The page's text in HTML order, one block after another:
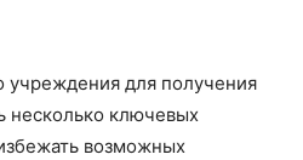
учреждения для получения
несколько ключевых
возможных